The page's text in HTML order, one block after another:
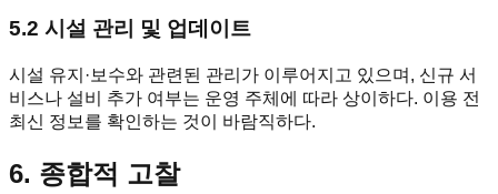
5.2 시설 관리 및 업데이트
시설 유지·보수와 관련된 관리가 이루어지고 있으며, 신규 서
비스나 설비 추가 여부는 운영 주체에 따라 상이하다. 이용 전
최신 정보를 확인하는 것이 바람직하다.
6. 종합적 고찰